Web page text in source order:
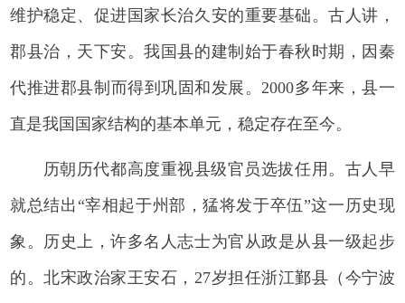
维护稳定、促进国家长治久安的重要基础。古人讲，
郡县治，天下安。我国县的建制始于春秋时期，因秦
代推进郡县制而得到巩固和发展。2000多年来，县一
直是我国国家结构的基本单元，稳定存在至今。
历朝历代都高度重视县级官员选拔任用。古人早
就总结出“宰相起于州部，猛将发于卒伍”这一历史现
象。历史上，许多名人志士为官从政是从县一级起步
的。北宋政治家王安石，27岁担任浙江鄞县（今宁波